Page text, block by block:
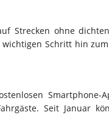
Strecken ohne
Schritt hin
Smartphone-
Seit Januar